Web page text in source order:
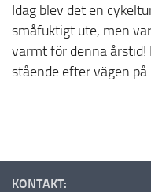
Idag blev det en
småfuktigt ute, men
varmt för denna årstid!
stående efter vägen på
KONTAKT: